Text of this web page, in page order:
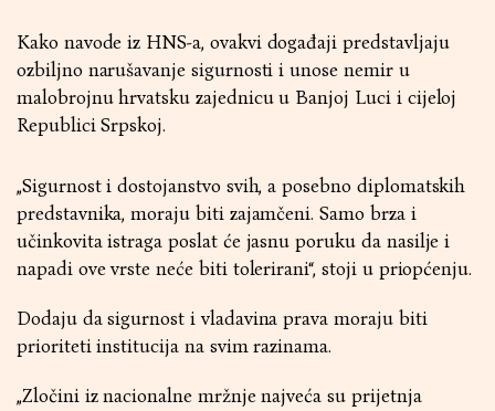
Kako navode iz HNS-a, ovakvi događaji predstavljaju
ozbiljno narušavanje sigurnosti i unose nemir u
malobrojnu hrvatsku zajednicu u Banjoj Luci i cijeloj
Republici Srpskoj.
„Sigurnost i dostojanstvo svih, a posebno diplomatskih
predstavnika, moraju biti zajamčeni. Samo brza i
učinkovita istraga poslat će jasnu poruku da nasilje i
napadi ove vrste neće biti tolerirani“, stoji u priopćenju.
Dodaju da sigurnost i vladavina prava moraju biti
prioriteti institucija na svim razinama.
„Zločini iz nacionalne mržnje najveća su prijetnja